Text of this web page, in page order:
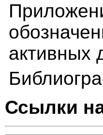
активных
Ссылки